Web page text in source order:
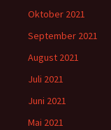
Oktober 2021
September 2021
August 2021
Juli 2021
Juni 2021
Mai 2021